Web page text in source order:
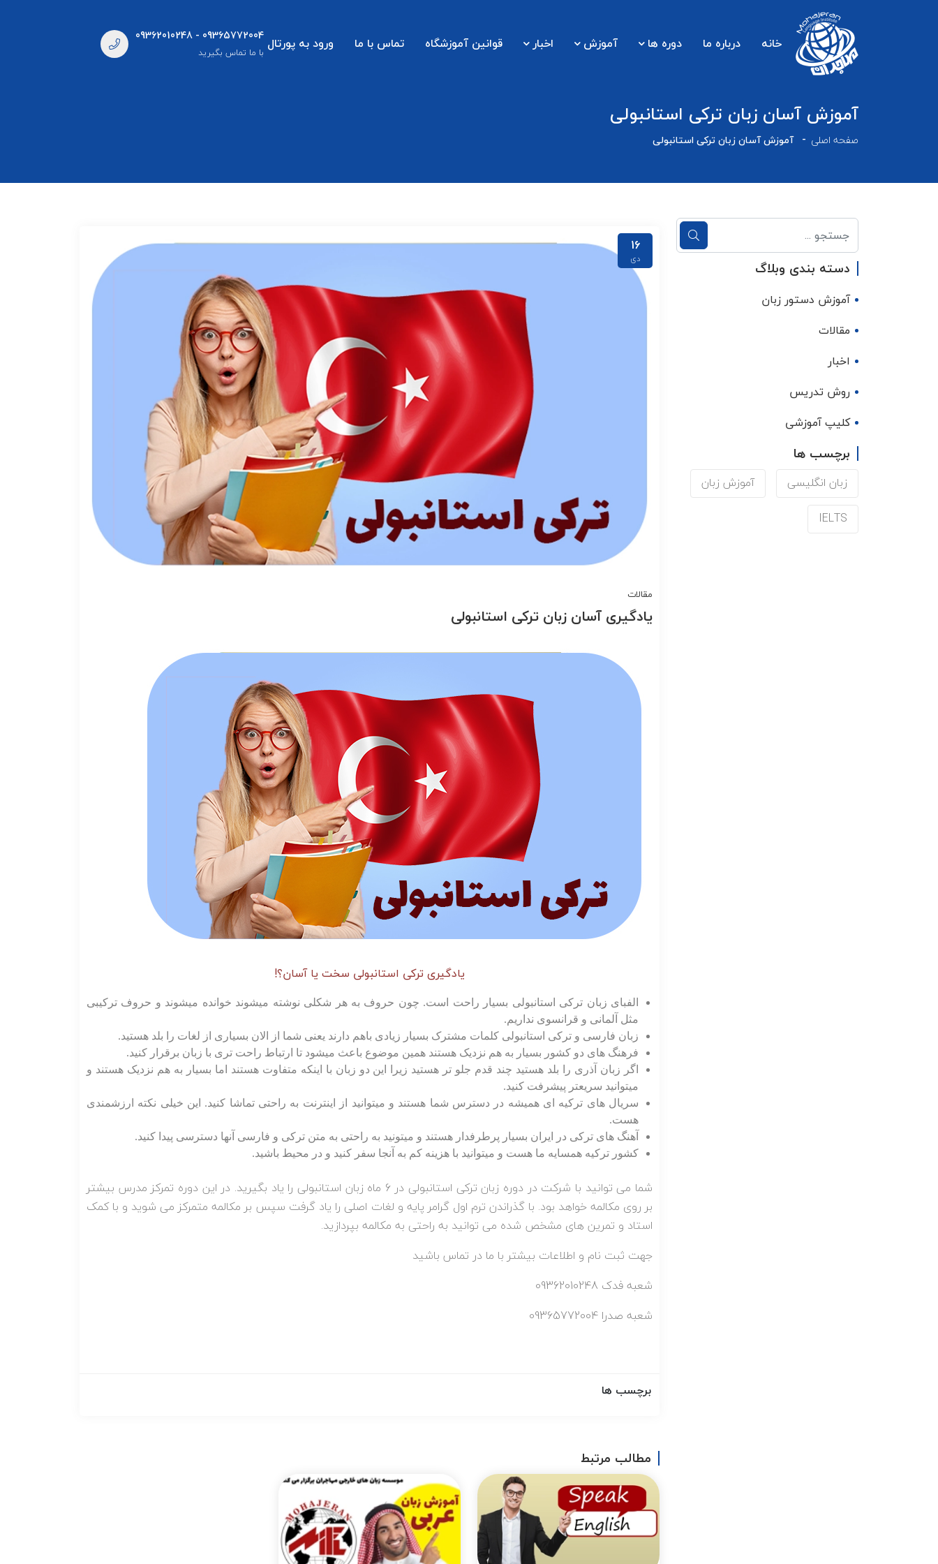
خانه درباره ما دوره ها آموزش اخبار قوانین آموزشگاه تماس با ما ورود به پورتال
09362010248 - 09365772004
با ما تماس بگیرید
آموزش آسان زبان ترکی استانبولی
صفحه اصلی آموزش آسان زبان ترکی استانبولی
دسته بندی وبلاگ
آموزش دستور زبان
مقالات
اخبار
روش تدریس
کلیپ آموزشی
برچسب ها
زبان انگلیسی
آموزش زبان
IELTS
16
دی
مقالات
یادگیری آسان زبان ترکی استانبولی
یادگیری ترکی استانبولی سخت یا آسان؟!
الفبای زبان ترکی استانبولی بسیار راحت است. چون حروف به هر شکلی نوشته میشوند خوانده میشوند و حروف ترکیبی
مثل آلمانی و قرانسوی نداریم.
زبان فارسی و ترکی استانبولی کلمات مشترک بسیار زیادی باهم دارند یعنی شما از الان بسیاری از لغات را بلد هستید.
فرهنگ های دو کشور بسیار به هم نزدیک هستند همین موضوع باعث میشود تا ارتباط راحت تری با زبان برقرار کنید.
اگر زبان آذری را بلد هستید چند قدم جلو تر هستید زیرا این دو زبان با اینکه متفاوت هستند اما بسیار به هم نزدیک هستند و
میتوانید سریعتر پیشرفت کنید.
سریال های ترکیه ای همیشه در دسترس شما هستند و میتوانید از اینترنت به راحتی تماشا کنید. این خیلی نکته ارزشمندی
هست.
آهنگ های ترکی در ایران بسیار پرطرفدار هستند و میتونید به راحتی به متن ترکی و فارسی آنها دسترسی پیدا کنید.
کشور ترکیه همسایه ما هست و میتوانید با هزینه کم به آنجا سفر کنید و در محیط باشید.
شما می توانید با شرکت در دوره زبان ترکی استانبولی در 6 ماه زبان استانبولی را یاد بگیرید. در این دوره تمرکز مدرس بیشتر
بر روی مکالمه خواهد بود. با گذراندن ترم اول گرامر پایه و لغات اصلی را یاد گرفت سپس بر مکالمه متمرکز می شوید و با کمک
استاد و تمرین های مشخص شده می توانید به راحتی به مکالمه بپردازید.
جهت ثبت نام و اطلاعات بیشتر با ما در تماس باشید
شعبه فدک 09362010248
شعبه صدرا 09365772004
برچسب ها
مطالب مرتبط